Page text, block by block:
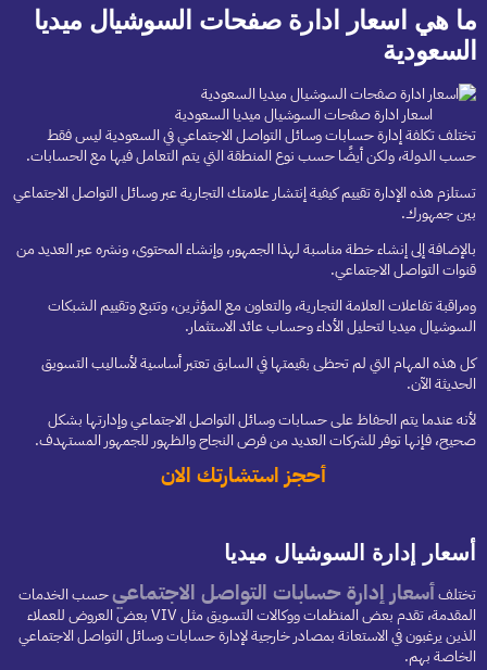
ما هي اسعار ادارة صفحات السوشيال ميديا
السعودية
اسعار ادارة صفحات السوشيال ميديا السعودية
تختلف تكلفة إدارة حسابات وسائل التواصل الاجتماعي في السعودية ليس فقط
حسب الدولة، ولكن أيضًا حسب نوع المنطقة التي يتم التعامل فيها مع الحسابات.
تستلزم هذه الإدارة تقييم كيفية إنتشار علامتك التجارية عبر وسائل التواصل الاجتماعي
بين جمهورك.
بالإضافة إلى إنشاء خطة مناسبة لهذا الجمهور، وإنشاء المحتوى، ونشره عبر العديد من
قنوات التواصل الاجتماعي.
ومراقبة تفاعلات العلامة التجارية، والتعاون مع المؤثرين، وتتبع وتقييم الشبكات
السوشيال ميديا لتحليل الأداء وحساب عائد الاستثمار.
كل هذه المهام التي لم تحظى بقيمتها في السابق تعتبر أساسية لأساليب التسويق
الحديثة الآن.
لأنه عندما يتم الحفاظ على حسابات وسائل التواصل الاجتماعي وإدارتها بشكل
صحيح، فإنها توفر للشركات العديد من فرص النجاح والظهور للجمهور المستهدف.
أحجز استشارتك الان
أسعار إدارة السوشيال ميديا
تختلفأسعار إدارة حسابات التواصل الاجتماعيحسب الخدمات
المقدمة، تقدم بعض المنظمات ووكالات التسويق مثل VIV بعض العروض للعملاء
الذين يرغبون في الاستعانة بمصادر خارجية لإدارة حسابات وسائل التواصل الاجتماعي
الخاصة بهم.